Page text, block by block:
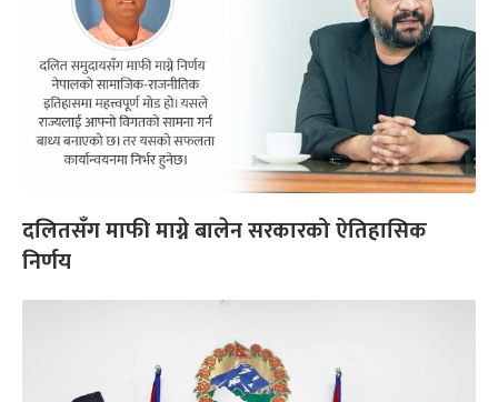
दलितसँग माफी माग्ने बालेन सरकारको ऐतिहासिक
निर्णय